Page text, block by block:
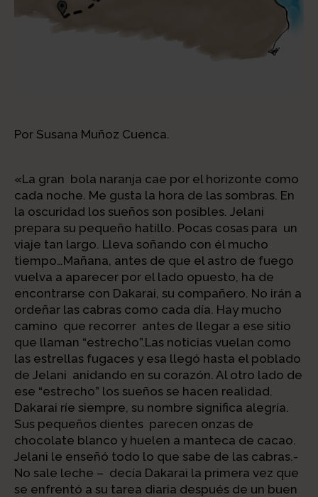
Por Susana Muñoz Cuenca.
«La gran bola naranja cae por el horizonte como
cada noche. Me gusta la hora de las sombras. En
la oscuridad los sueños son posibles. Jelani
prepara su pequeño hatillo. Pocas cosas para un
viaje tan largo. Lleva soñando con él mucho
tiempo…Mañana, antes de que el astro de fuego
vuelva a aparecer por el lado opuesto, ha de
encontrarse con Dakarai, su compañero. No irán a
ordeñar las cabras como cada día. Hay mucho
camino que recorrer antes de llegar a ese sitio
que llaman “estrecho”.Las noticias vuelan como
las estrellas fugaces y esa llegó hasta el poblado
de Jelani anidando en su corazón. Al otro lado de
ese “estrecho” los sueños se hacen realidad.
Dakarai ríe siempre, su nombre significa alegría.
Sus pequeños dientes parecen onzas de
chocolate blanco y huelen a manteca de cacao.
Jelani le enseñó todo lo que sabe de las cabras.-
No sale leche – decía Dakarai la primera vez que
se enfrentó a su tarea diaria después de un buen